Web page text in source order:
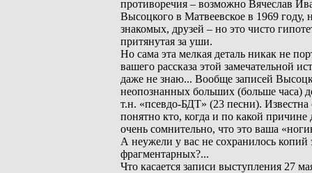
противоречия – возможно Вячеслав
Высоцкого в Матвеевское в 1969 году,
знакомых, друзей – но это чисто
притянутая за уши.
Но сама эта мелкая деталь никак не
вашего рассказа этой замечательной
даже не знаю... Вообще записей
неопознанных больших (больше часа)
т.н. «псевдо-БДТ» (23 песни). Известна
понятно кто, когда и по какой
очень сомнительно, что это ваша
А неужели у вас не сохранилось копий
фрагментарных?...
Что касается записи выступления 27